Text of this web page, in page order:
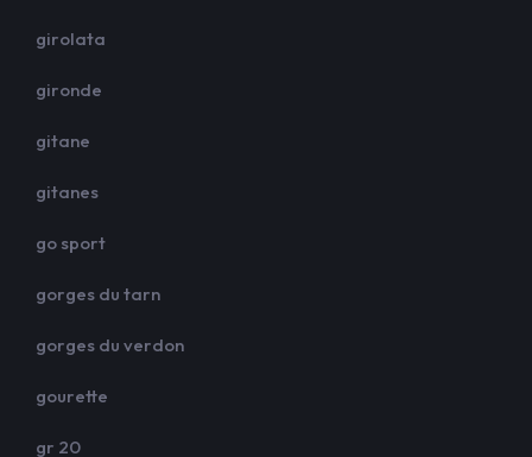
girolata
gironde
gitane
gitanes
go sport
gorges du tarn
gorges du verdon
gourette
gr 20